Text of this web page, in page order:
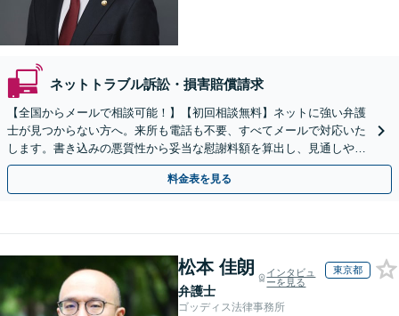
ネットトラブル訴訟・損害賠償請求
【全国からメールで相談可能！】【初回相談無料】ネットに強い弁護
士が見つからない方へ。来所も電話も不要、すべてメールで対応いた
します。書き込みの悪質性から妥当な慰謝料額を算出し、見通しや費
用面のリスクも包み隠さずお伝えしサポートします。
料金表を見る
松本 佳朗
弁護士
インタビュ
ーを見る
東京都
ゴッディス法律事務所